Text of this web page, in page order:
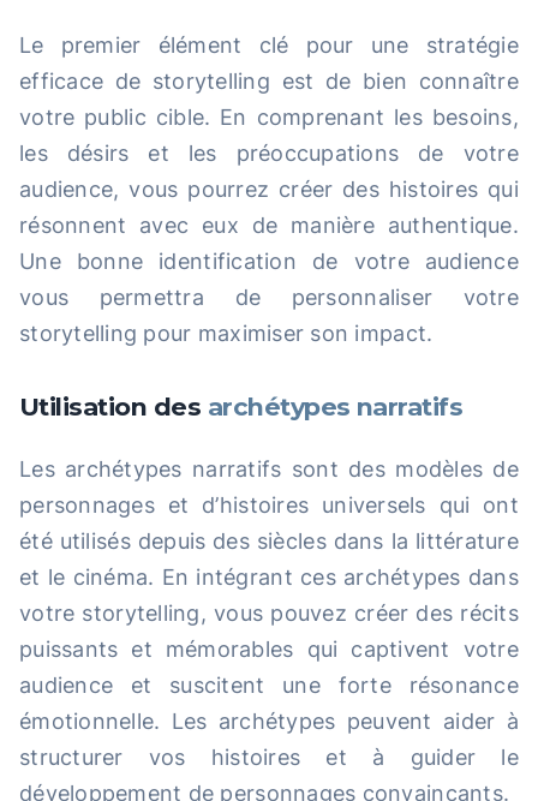
Le premier élément clé pour une stratégie
efficace de storytelling est de bien connaître
votre public cible. En comprenant les besoins,
les désirs et les préoccupations de votre
audience, vous pourrez créer des histoires qui
résonnent avec eux de manière authentique.
Une bonne identification de votre audience
vous permettra de personnaliser votre
storytelling pour maximiser son impact.
Utilisation des archétypes narratifs
Les archétypes narratifs sont des modèles de
personnages et d’histoires universels qui ont
été utilisés depuis des siècles dans la littérature
et le cinéma. En intégrant ces archétypes dans
votre storytelling, vous pouvez créer des récits
puissants et mémorables qui captivent votre
audience et suscitent une forte résonance
émotionnelle. Les archétypes peuvent aider à
structurer vos histoires et à guider le
développement de personnages convaincants.